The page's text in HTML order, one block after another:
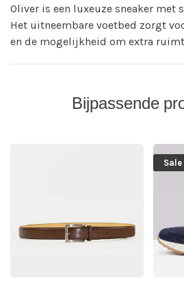
Oliver is een luxeuze sneaker met
Het uitneembare voetbed zorgt
en de mogelijkheid om extra
Bijpassende
Sale